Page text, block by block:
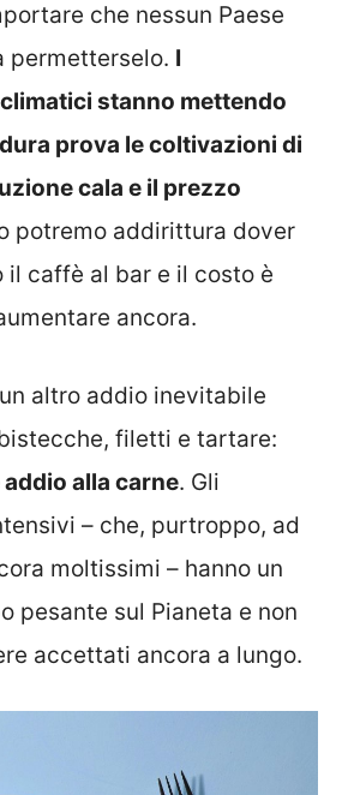
che nessun Paese
permetterselo. I
stanno mettendo
prova le coltivazioni di
cala e il prezzo
potremo addirittura dover
il caffè al bar e il costo è
ancora.
altro addio inevitabile
filetti e tartare:
alla carne. Gli
– che, purtroppo, ad
moltissimi – hanno un
pesante sul Pianeta e non
accettati ancora a lungo.